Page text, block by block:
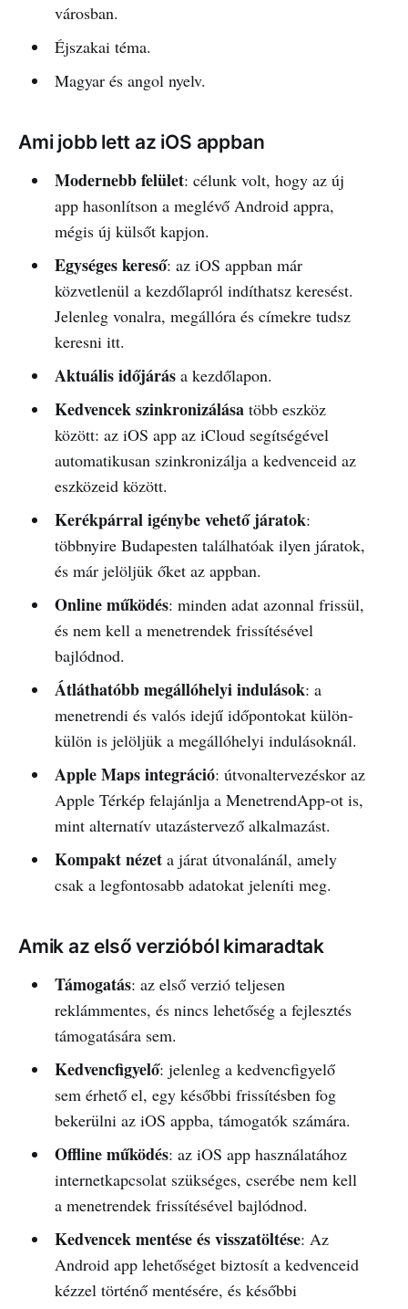
városban.
Éjszakai téma.
Magyar és angol nyelv.
Ami jobb lett az iOS appban
Modernebb felület: célunk volt, hogy az új
app hasonlítson a meglévő Android appra,
mégis új külsőt kapjon.
Egységes kereső: az iOS appban már
közvetlenül a kezdőlapról indíthatsz keresést.
Jelenleg vonalra, megállóra és címekre tudsz
keresni itt.
Aktuális időjárása kezdőlapon.
Kedvencek szinkronizálásatöbb eszköz
között: az iOS app az iCloud segítségével
automatikusan szinkronizálja a kedvenceid az
eszközeid között.
Kerékpárral igénybe vehető járatok:
többnyire Budapesten találhatóak ilyen járatok,
és már jelöljük őket az appban.
Online működés: minden adat azonnal frissül,
és nem kell a menetrendek frissítésével
bajlódnod.
Átláthatóbb megállóhelyi indulások: a
menetrendi és valós idejű időpontokat külön-
külön is jelöljük a megállóhelyi indulásoknál.
Apple Maps integráció: útvonaltervezéskor az
Apple Térkép felajánlja a MenetrendApp-ot is,
mint alternatív utazástervező alkalmazást.
Kompakt nézeta járat útvonalánál, amely
csak a legfontosabb adatokat jeleníti meg.
Amik az első verzióból kimaradtak
Támogatás: az első verzió teljesen
reklámmentes, és nincs lehetőség a fejlesztés
támogatására sem.
Kedvencfigyelő: jelenleg a kedvencfigyelő
sem érhető el, egy későbbi frissítésben fog
bekerülni az iOS appba, támogatók számára.
Offline működés: az iOS app használatához
internetkapcsolat szükséges, cserébe nem kell
a menetrendek frissítésével bajlódnod.
Kedvencek mentése és visszatöltése: Az
Android app lehetőséget biztosít a kedvenceid
kézzel történő mentésére, és későbbi